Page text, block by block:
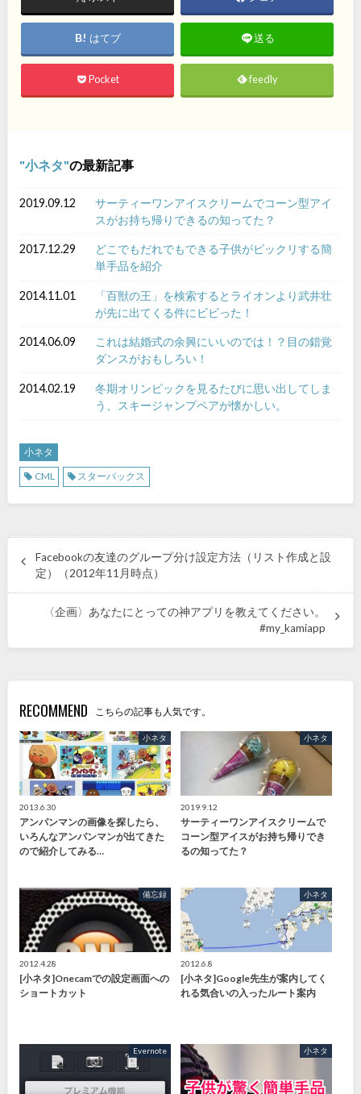
はてブ 送る
Pocket feedly
小ネタ の最新記事
2019.09.12
サーティーワンアイスクリームでコーン型アイ
スがお持ち帰りできるの知ってた？
2017.12.29
どこでもだれでもできる子供がビックリする簡
単手品を紹介
2014.11.01
「百獣の王」を検索するとライオンより武井壮
が先に出てくる件にビビった！
2014.06.09
これは結婚式の余興にいいのでは！？目の錯覚
ダンスがおもしろい！
2014.02.19
冬期オリンピックを見るたびに思い出してしま
う、スキージャンプペアが懐かしい。
小ネタ
CML
スターバックス
Facebookの友達のグループ分け設定方法（リスト作成と設
定）（2012年11月時点）
〈企画〉あなたにとっての神アプリを教えてください。
#my_kamiapp
RECOMMEND こちらの記事も人気です。
小ネタ
2013.6.30
アンパンマンの画像を探したら、
いろんなアンパンマンが出てきた
ので紹介してみる…
小ネタ
2019.9.12
サーティーワンアイスクリームで
コーン型アイスがお持ち帰りでき
るの知ってた？
備忘録
2012.4.28
[小ネタ]Onecamでの設定画面への
ショートカット
小ネタ
2012.6.8
[小ネタ]Google先生が案内してく
れる気合いの入ったルート案内
Evernote 小ネタ